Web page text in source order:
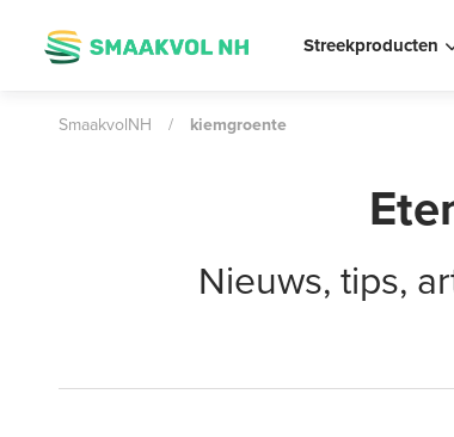
Streekproducten
SmaakvolNH / kiemgroente
Nieuws, tips,